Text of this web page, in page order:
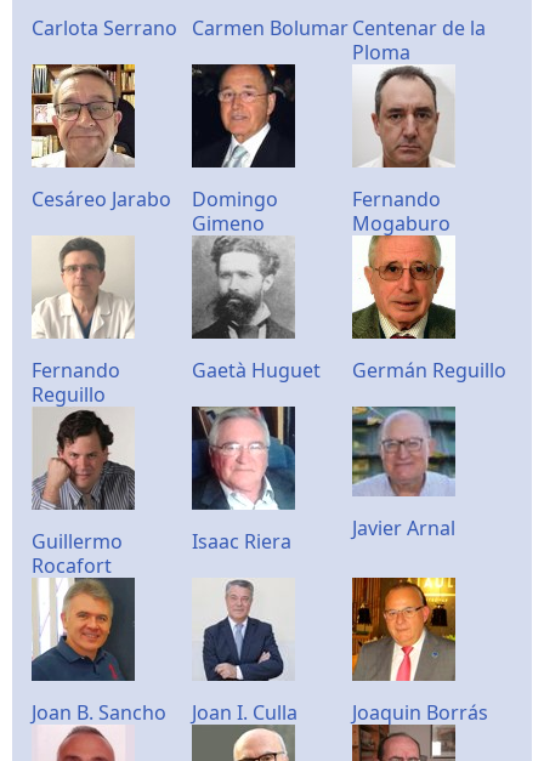
Carlota Serrano Carmen BolumarCentenar de la
Ploma
Cesáreo Jarabo
Domingo
Gimeno
Fernando
Mogaburo
Fernando
Reguillo
Gaetà Huguet Germán Reguillo
Guillermo
Rocafort
Isaac Riera Javier Arnal
Joan B. Sancho Joan I. Culla Joaquin Borrás